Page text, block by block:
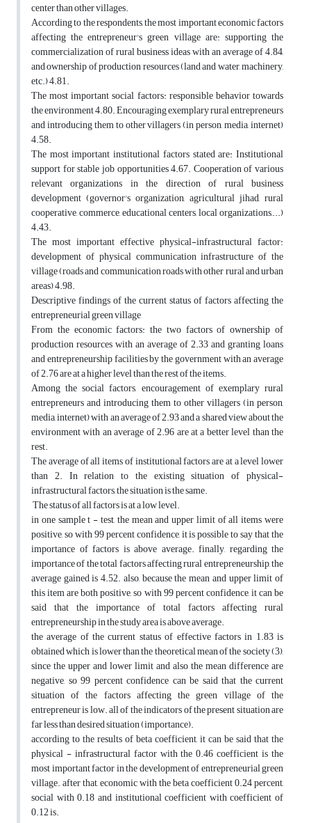
center than other villages.
According to the respondents, the most important economic factors
affecting the entrepreneur's green village are: supporting the
commercialization of rural business ideas with an average of 4.84,
and ownership of production resources (land and water, machinery,
etc.) 4.81.
The most important social factors: responsible behavior towards
the environment 4.80. Encouraging exemplary rural entrepreneurs
and introducing them to other villagers (in person, media, internet)
4.58.
The most important institutional factors stated are: Institutional
support for stable job opportunities 4.67. Cooperation of various
relevant organizations in the direction of rural business
development (governor's organization, agricultural jihad, rural
cooperative, commerce, educational centers, local organizations,...)
4.43.
The most important effective physical-infrastructural factor:
development of physical communication infrastructure of the
village (roads and communication roads with other rural and urban
areas) 4.98.
Descriptive findings of the current status of factors affecting the
entrepreneurial green village
From the economic factors: the two factors of ownership of
production resources with an average of 2.33 and granting loans
and entrepreneurship facilities by the government with an average
of 2.76 are at a higher level than the rest of the items.
Among the social factors, encouragement of exemplary rural
entrepreneurs and introducing them to other villagers (in person,
media, internet) with an average of 2.93 and a shared view about the
environment with an average of 2.96 are at a better level than the
rest.
The average of all items of institutional factors are at a level lower
than 2. In relation to the existing situation of physical-
infrastructural factors, the situation is the same.
The status of all factors is at a low level.
in one sample t - test, the mean and upper limit of all items were
positive, so with 99 percent confidence, it is possible to say that the
importance of factors is above average. finally, regarding the
importance of the total factors affecting rural entrepreneurship, the
average gained is 4.52. also, because the mean and upper limit of
this item are both positive, so with 99 percent confidence, it can be
said that the importance of total factors affecting rural
entrepreneurship in the study area is above average.
the average of the current status of effective factors in 1.83 is
obtained which is lower than the theoretical mean of the society (3),
since the upper and lower limit and also the mean difference are
negative, so 99 percent confidence can be said that the current
situation of the factors affecting the green village of the
entrepreneur is low. all of the indicators of the present situation are
far less than desired situation (importance).
according to the results of beta coefficient, it can be said that the
physical - infrastructural factor with the 0.46 coefficient is the
most important factor in the development of entrepreneurial green
village. after that, economic with the beta coefficient 0.24 percent,
social with 0.18 and institutional coefficient with coefficient of
0.12 is.